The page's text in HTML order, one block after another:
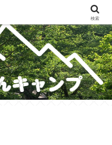
ギア・ホットサンドレシピのブログ
検索